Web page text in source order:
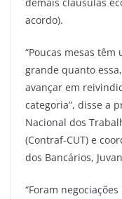
acordo).
“Poucas mesas
grande quanto
avançar em
categoria”, disse a
Nacional dos
(Contraf-CUT) e
dos Bancários,
“Foram